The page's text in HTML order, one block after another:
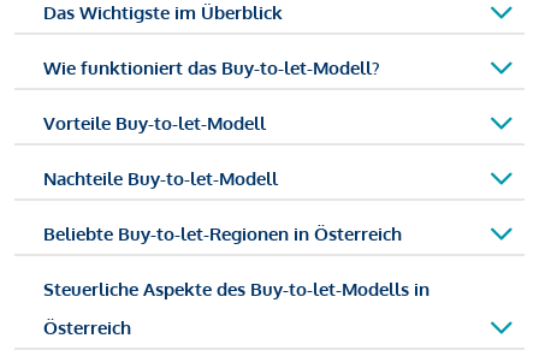
Das Wichtigste im Überblick
Wie funktioniert das Buy-to-let-Modell?
Vorteile Buy-to-let-Modell
Nachteile Buy-to-let-Modell
Beliebte Buy-to-let-Regionen in Österreich
Steuerliche Aspekte des Buy-to-let-Modells in
Österreich